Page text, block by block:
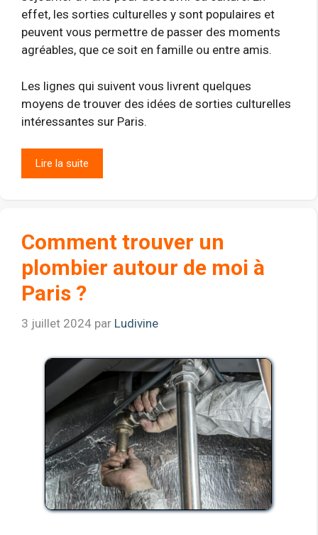
effet, les sorties culturelles y sont populaires et
peuvent vous permettre de passer des moments
agréables, que ce soit en famille ou entre amis.
Les lignes qui suivent vous livrent quelques
moyens de trouver des idées de sorties culturelles
intéressantes sur Paris.
Lire la suite
Comment trouver un
plombier autour de moi à
Paris ?
3 juillet 2024 par Ludivine